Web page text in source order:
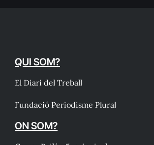
QUI SOM?
El Diari del Treball
Fundació Periodisme Plural
ON SOM?